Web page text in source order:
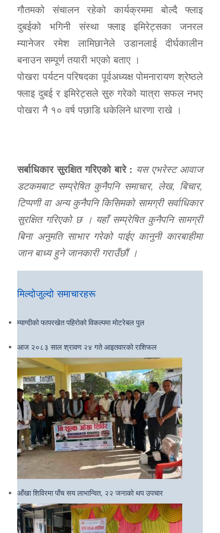
गौतमको संचालन रहेको कार्यक्रममा बोल्दै फ्लाइ
दुबईको भगिनी संस्था फ्लाइ इमिरेट्सका जनरल
म्यानेजर रमेश लामिछानेले उडानलाई दीर्घकालीन
बनाउन सम्पूर्ण तयारी भएको बताए ।
पोखरा पर्यटन परिषदका पूर्वअध्यक्ष पोमनारायण श्रेष्ठले
फ्लाइ दुबई र इमिरेट्सले सुरु गरेको यात्रा सफल नभए
पोखरा नै १० वर्ष पछाडि धकेलिने धारणा राखे ।
सर्बाधिकार सुरक्षित गरिएको बारे : यस एभरेस्ट आवाज
डटकमबाट सम्प्रेषित कुनैपनि समाचार, लेख, बिचार,
टिप्पणी वा अन्य कुनैपनि किसिमको सामग्री सर्वाधिकार
सुरक्षित गरिएको छ । यहाँ सम्प्रेषित कुनैपनि सामग्री
बिना अनुमति साभार गरेको पाईए कानुनी कारबाहीमा
जान बाध्य हुने जानकारी गराउँछौं ।
मिल्दोजुल्दो समाचारहरू
म्याग्दीको फापरखेत पहिरोको विकल्पमा मोटरेबल पुल
आज २०८३ साल श्रावण २४ गते आइतवारको राशिफल
आँखा शिविरमा पाँच सय लाभान्वित, २२ जनाको थप उपचार